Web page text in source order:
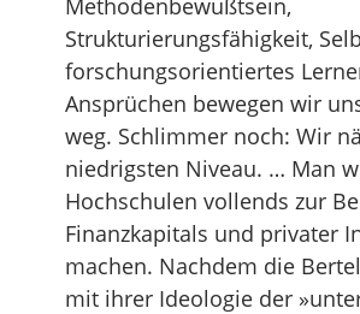
Methodenbewußtsein,
Strukturierungsfähigkeit,
forschungsorientiertes
Ansprüchen bewegen wir
weg. Schlimmer noch: Wir
niedrigsten Niveau. … Man
Hochschulen vollends zur
Finanzkapitals und privater
machen. Nachdem die
mit ihrer Ideologie der